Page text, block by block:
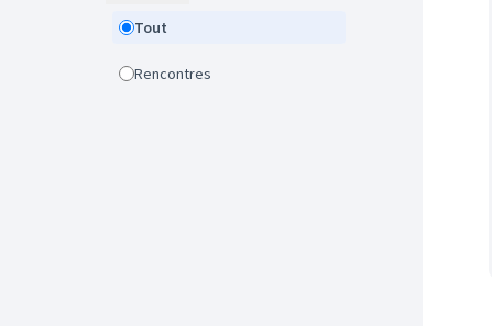
Tout
Rencontres